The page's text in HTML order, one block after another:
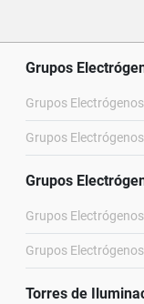
Grupos
Grupos
Grupos
Grupos
Grupos
Grupos
Torres de